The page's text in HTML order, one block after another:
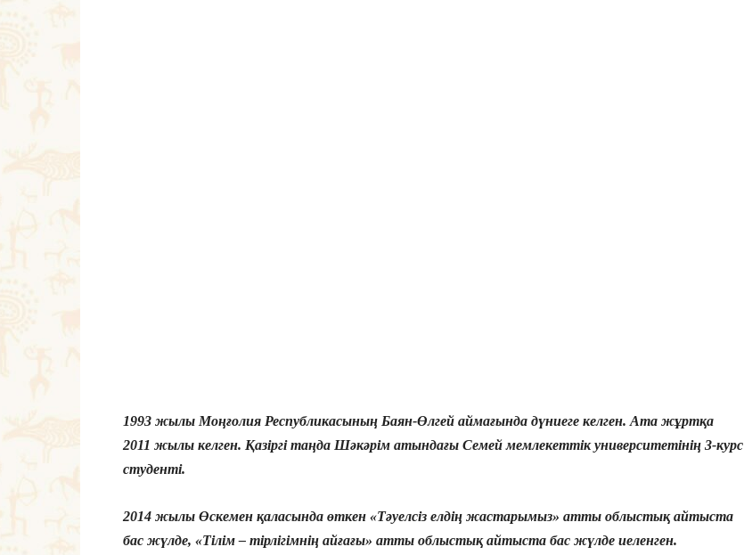
1993 жылы Моңғолия Республикасының Баян-Өлгей аймағында дүниеге келген. Ата жұртқа
2011 жылы келген. Қазіргі таңда Шәкәрім атындағы Семей мемлекеттік университетінің 3-курс
студенті.
2014 жылы Өскемен қаласында өткен «Тәуелсіз елдің жастарымыз» атты облыстық айтыста
бас жүлде, «Тілім – тірлігімнің айғағы» атты облыстық айтыста бас жүлде иеленген.